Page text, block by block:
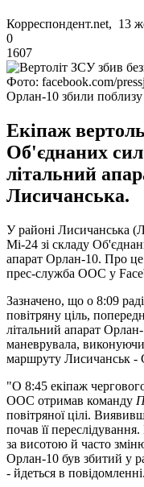
Корреспондент.net, 13
0
1607
Фото: facebook.com/
Орлан-10 збили
Екіпаж
Об'єднаних сил
літальний
Лисичанська.
У районі Лисичанська
Мі-24 зі складу
апарат Орлан-10. Про
прес-служба ООС у
Зазначено, що о 8:09
повітряну ціль,
літальний апарат
маневрувала,
маршруту Лисичанськ -
"О 8:45 екіпаж чергового
ООС отримав команду
повітряної цілі.
почав її
за висотою й часто
Орлан-10 був збитий у
- йдеться в повідомленні.